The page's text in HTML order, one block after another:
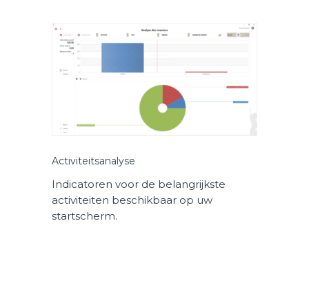
Activiteitsanalyse
Indicatoren voor de belangrijkste
activiteiten beschikbaar op uw
startscherm.